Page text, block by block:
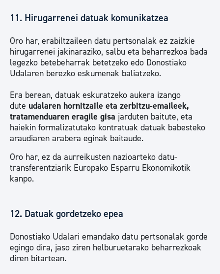
11. Hirugarrenei datuak komunikatzea
Oro har, erabiltzaileen datu pertsonalak ez zaizkie
hirugarrenei jakinaraziko, salbu eta beharrezkoa bada
legezko betebeharrak betetzeko edo Donostiako
Udalaren berezko eskumenak baliatzeko.
Era berean, datuak eskuratzeko aukera izango
dute udalaren hornitzaile eta zerbitzu-emaileek,
tratamenduaren eragile gisa jarduten baitute, eta
haiekin formalizatutako kontratuak datuak babesteko
araudiaren arabera eginak baitaude.
Oro har, ez da aurreikusten nazioarteko datu-
transferentziarik Europako Esparru Ekonomikotik
kanpo.
12. Datuak gordetzeko epea
Donostiako Udalari emandako datu pertsonalak gorde
egingo dira, jaso ziren helburuetarako beharrezkoak
diren bitartean.